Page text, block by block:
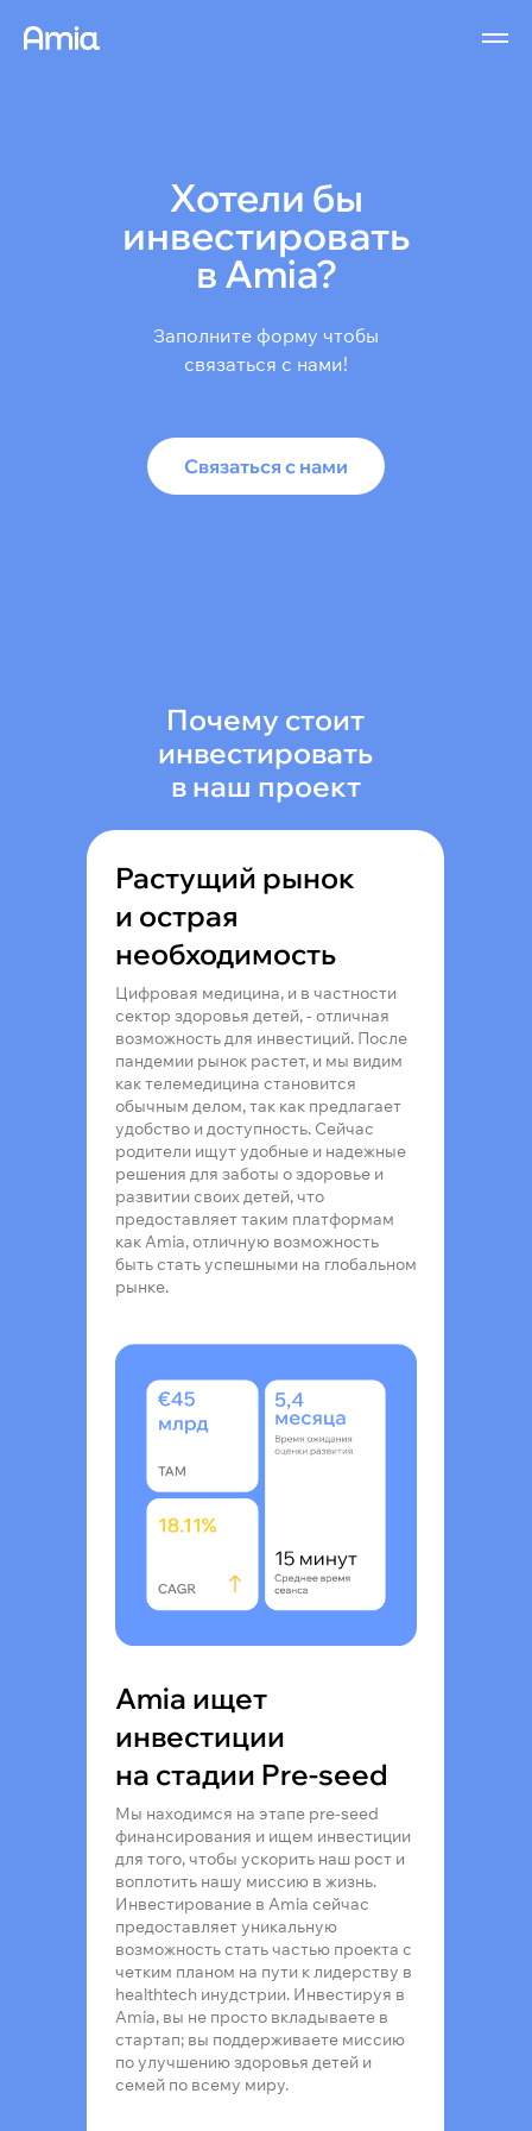
Заполните форму чтобы
связаться с нами!
Хотели бы
инвестировать
в Amia?
Связаться с нами
Почему стоит
инвестировать
в наш проект
Растущий рынок
и острая
необходимость
Цифровая медицина, и в частности
сектор здоровья детей, - отличная
возможность для инвестиций. После
пандемии рынок растет, и мы видим
как телемедицина становится
обычным делом, так как предлагает
удобство и доступность. Сейчас
родители ищут удобные и надежные
решения для заботы о здоровье и
развитии своих детей, что
предоставляет таким платформам
как Amia, отличную возможность
быть стать успешными на глобальном
рынке.
Amia ищет
инвестиции
на стадии Pre-seed
Мы находимся на этапе pre-seed
финансирования и ищем инвестиции
для того, чтобы ускорить наш рост и
воплотить нашу миссию в жизнь.
Инвестирование в Amia сейчас
предоставляет уникальную
возможность стать частью проекта с
четким планом на пути к лидерству в
healthtech инудстрии. Инвестируя в
Amia, вы не просто вкладываете в
стартап; вы поддерживаете миссию
по улучшению здоровья детей и
семей по всему миру.